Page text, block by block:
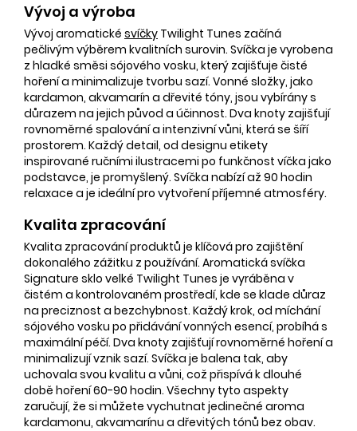
Vývoj a výroba
Vývoj aromatické svíčky Twilight Tunes začíná
pečlivým výběrem kvalitních surovin. Svíčka je vyrobena
z hladké směsi sójového vosku, který zajišťuje čisté
hoření a minimalizuje tvorbu sazí. Vonné složky, jako
kardamon, akvamarín a dřevité tóny, jsou vybírány s
důrazem na jejich původ a účinnost. Dva knoty zajišťují
rovnoměrné spalování a intenzivní vůni, která se šíří
prostorem. Každý detail, od designu etikety
inspirované ručními ilustracemi po funkčnost víčka jako
podstavce, je promyšlený. Svíčka nabízí až 90 hodin
relaxace a je ideální pro vytvoření příjemné atmosféry.
Kvalita zpracování
Kvalita zpracování produktů je klíčová pro zajištění
dokonalého zážitku z používání. Aromatická svíčka
Signature sklo velké Twilight Tunes je vyráběna v
čistém a kontrolovaném prostředí, kde se klade důraz
na preciznost a bezchybnost. Každý krok, od míchání
sójového vosku po přidávání vonných esencí, probíhá s
maximální péčí. Dva knoty zajišťují rovnoměrné hoření a
minimalizují vznik sazí. Svíčka je balena tak, aby
uchovala svou kvalitu a vůni, což přispívá k dlouhé
době hoření 60-90 hodin. Všechny tyto aspekty
zaručují, že si můžete vychutnat jedinečné aroma
kardamonu, akvamarínu a dřevitých tónů bez obav.